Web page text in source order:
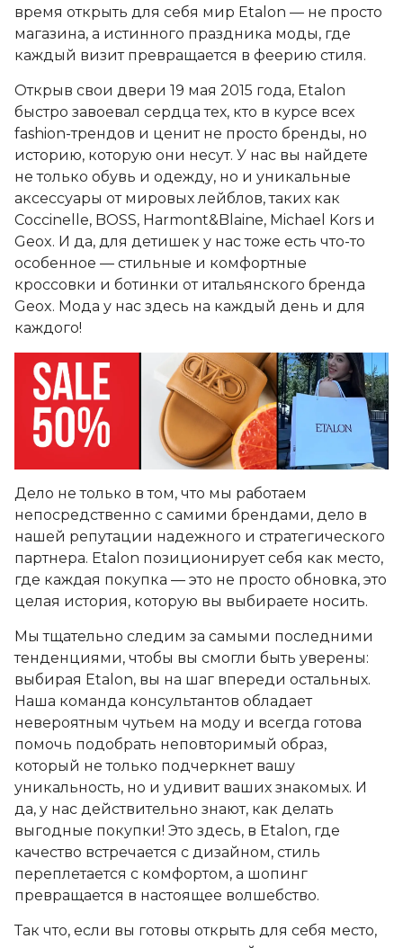
время открыть для себя мир Etalon — не просто
магазина, а истинного праздника моды, где
каждый визит превращается в феерию стиля.
Открыв свои двери 19 мая 2015 года, Etalon
быстро завоевал сердца тех, кто в курсе всех
fashion-трендов и ценит не просто бренды, но
историю, которую они несут. У нас вы найдете
не только обувь и одежду, но и уникальные
аксессуары от мировых лейблов, таких как
Coccinelle, BOSS, Harmont&Blaine, Michael Kors и
Geox. И да, для детишек у нас тоже есть что-то
особенное — стильные и комфортные
кроссовки и ботинки от итальянского бренда
Geox. Мода у нас здесь на каждый день и для
каждого!
Дело не только в том, что мы работаем
непосредственно с самими брендами, дело в
нашей репутации надежного и стратегического
партнера. Etalon позиционирует себя как место,
где каждая покупка — это не просто обновка, это
целая история, которую вы выбираете носить.
Мы тщательно следим за самыми последними
тенденциями, чтобы вы смогли быть уверены:
выбирая Etalon, вы на шаг впереди остальных.
Наша команда консультантов обладает
невероятным чутьем на моду и всегда готова
помочь подобрать неповторимый образ,
который не только подчеркнет вашу
уникальность, но и удивит ваших знакомых. И
да, у нас действительно знают, как делать
выгодные покупки! Это здесь, в Etalon, где
качество встречается с дизайном, стиль
переплетается с комфортом, а шопинг
превращается в настоящее волшебство.
Так что, если вы готовы открыть для себя место,